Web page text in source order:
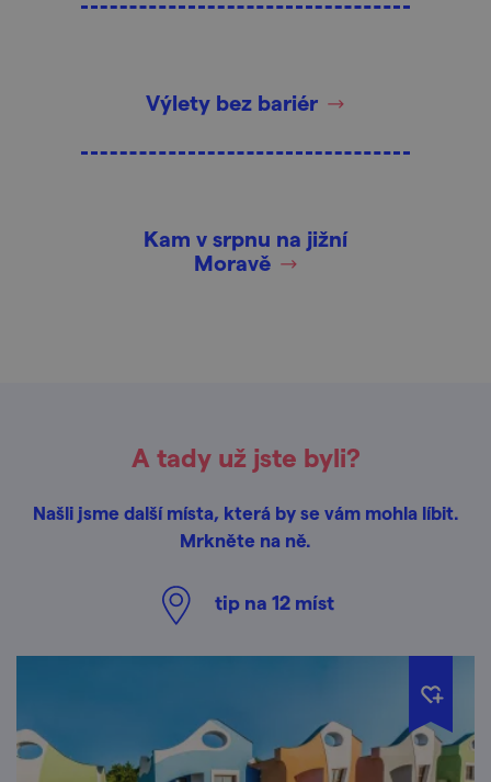
Výlety bez bariér
Kam v srpnu na jižní
Moravě
A tady už jste byli?
Našli jsme další místa, která by se vám mohla líbit.
Mrkněte na ně.
tip na 12 míst